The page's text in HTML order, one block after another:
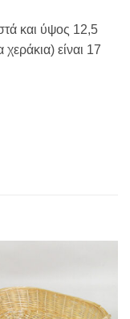
και ύψος 12,5
είναι 17